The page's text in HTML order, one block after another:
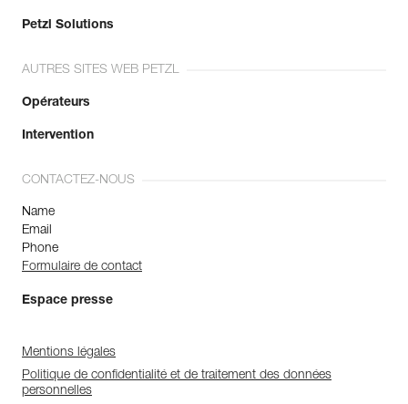
Petzl Solutions
AUTRES SITES WEB PETZL
Opérateurs
Intervention
CONTACTEZ-NOUS
Name
Email
Phone
Formulaire de contact
Espace presse
Mentions légales
Politique de confidentialité et de traitement des données
personnelles